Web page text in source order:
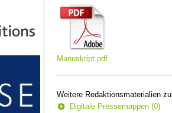
Manuskript.pdf
Weitere Redaktionsmaterialien
Digitale Pressemappen (0)